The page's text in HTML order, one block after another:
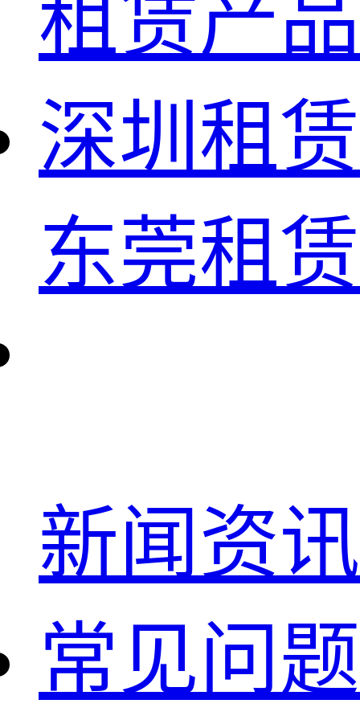
租赁产品
深圳租
东莞租
新闻资讯
常见问题